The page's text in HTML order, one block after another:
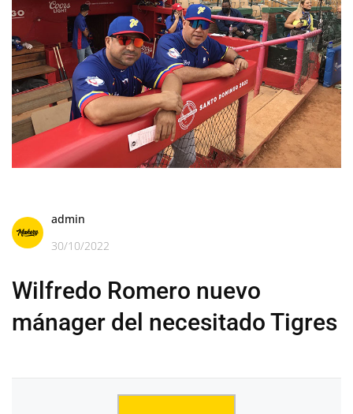
admin
30/10/2022
Wilfredo Romero nuevo
mánager del necesitado Tigres